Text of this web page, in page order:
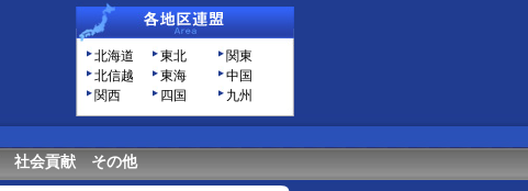
北海道 東北
関東
北信越
東海
中国
関西
四国 九州
社会貢献 その他